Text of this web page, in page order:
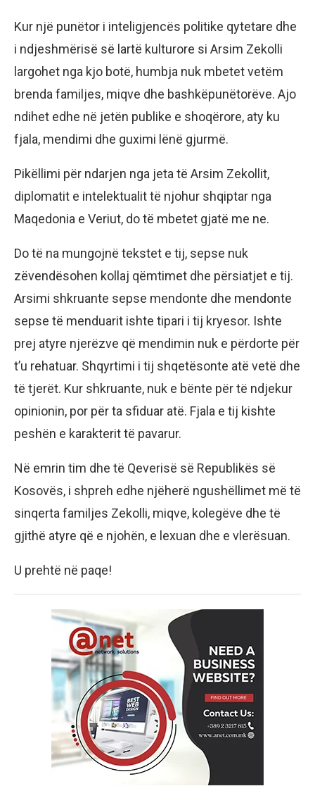
Kur një punëtor i inteligjencës politike qytetare dhe
i ndjeshmërisë së lartë kulturore si Arsim Zekolli
largohet nga kjo botë, humbja nuk mbetet vetëm
brenda familjes, miqve dhe bashkëpunëtorëve. Ajo
ndihet edhe në jetën publike e shoqërore, aty ku
fjala, mendimi dhe guximi lënë gjurmë.
Pikëllimi për ndarjen nga jeta të Arsim Zekollit,
diplomatit e intelektualit të njohur shqiptar nga
Maqedonia e Veriut, do të mbetet gjatë me ne.
Do të na mungojnë tekstet e tij, sepse nuk
zëvendësohen kollaj qëmtimet dhe përsiatjet e tij.
Arsimi shkruante sepse mendonte dhe mendonte
sepse të menduarit ishte tipari i tij kryesor. Ishte
prej atyre njerëzve që mendimin nuk e përdorte për
t’u rehatuar. Shqyrtimi i tij shqetësonte atë vetë dhe
të tjerët. Kur shkruante, nuk e bënte për të ndjekur
opinionin, por për ta sfiduar atë. Fjala e tij kishte
peshën e karakterit të pavarur.
Në emrin tim dhe të Qeverisë së Republikës së
Kosovës, i shpreh edhe njëherë ngushëllimet më të
sinqerta familjes Zekolli, miqve, kolegëve dhe të
gjithë atyre që e njohën, e lexuan dhe e vlerësuan.
U prehtë në paqe!